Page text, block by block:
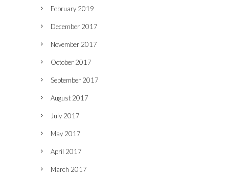
February 2019
December 2017
November 2017
October 2017
September 2017
August 2017
July 2017
May 2017
April 2017
March 2017